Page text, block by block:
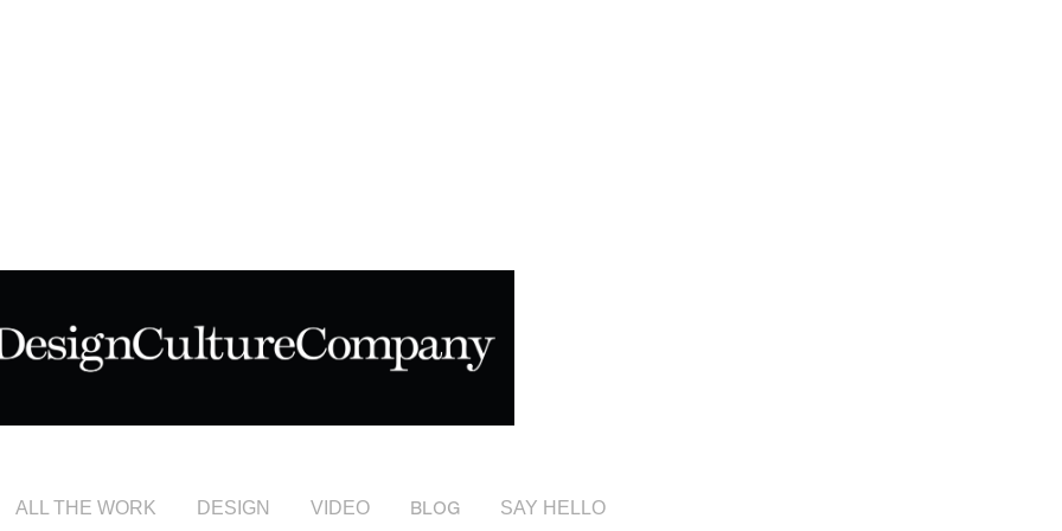
ALL THE WORK DESIGN VIDEO BLOG SAY HELLO